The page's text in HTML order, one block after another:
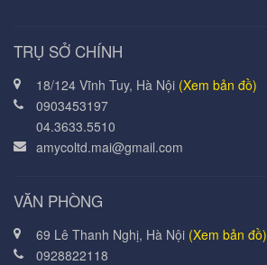
TRỤ SỞ CHÍNH
18/124 Vĩnh Tuy, Hà Nội (Xem bản đồ)
0903453197
04.3633.5510
amycoltd.mai@gmail.com
VĂN PHÒNG
69 Lê Thanh Nghị, Hà Nội (Xem bản đồ)
0928822118